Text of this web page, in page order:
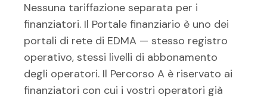
Nessuna tariffazione separata per i
finanziatori. Il Portale finanziario è uno dei
portali di rete di EDMA — stesso registro
operativo, stessi livelli di abbonamento
degli operatori. Il Percorso A è riservato ai
finanziatori con cui i vostri operatori già